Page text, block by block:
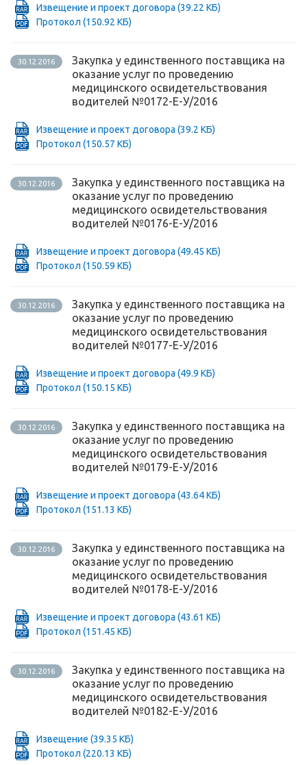
Извещение и проект договора (39.22 КБ)
Протокол (150.92 КБ)
30.12.2016
Закупка у единственного поставщика на
оказание услуг по проведению
медицинского освидетельствования
водителей №0172-Е-У/2016
Извещение и проект договора (39.2 КБ)
Протокол (150.57 КБ)
30.12.2016
Закупка у единственного поставщика на
оказание услуг по проведению
медицинского освидетельствования
водителей №0176-Е-У/2016
Извещение и проект договора (49.45 КБ)
Протокол (150.59 КБ)
30.12.2016
Закупка у единственного поставщика на
оказание услуг по проведению
медицинского освидетельствования
водителей №0177-Е-У/2016
Извещение и проект договора (49.9 КБ)
Протокол (150.15 КБ)
30.12.2016
Закупка у единственного поставщика на
оказание услуг по проведению
медицинского освидетельствования
водителей №0179-Е-У/2016
Извещение и проект договора (43.64 КБ)
Протокол (151.13 КБ)
30.12.2016
Закупка у единственного поставщика на
оказание услуг по проведению
медицинского освидетельствования
водителей №0178-Е-У/2016
Извещение и проект договора (43.61 КБ)
Протокол (151.45 КБ)
30.12.2016
Закупка у единственного поставщика на
оказание услуг по проведению
медицинского освидетельствования
водителей №0182-Е-У/2016
Извещение (39.35 КБ)
Протокол (220.13 КБ)